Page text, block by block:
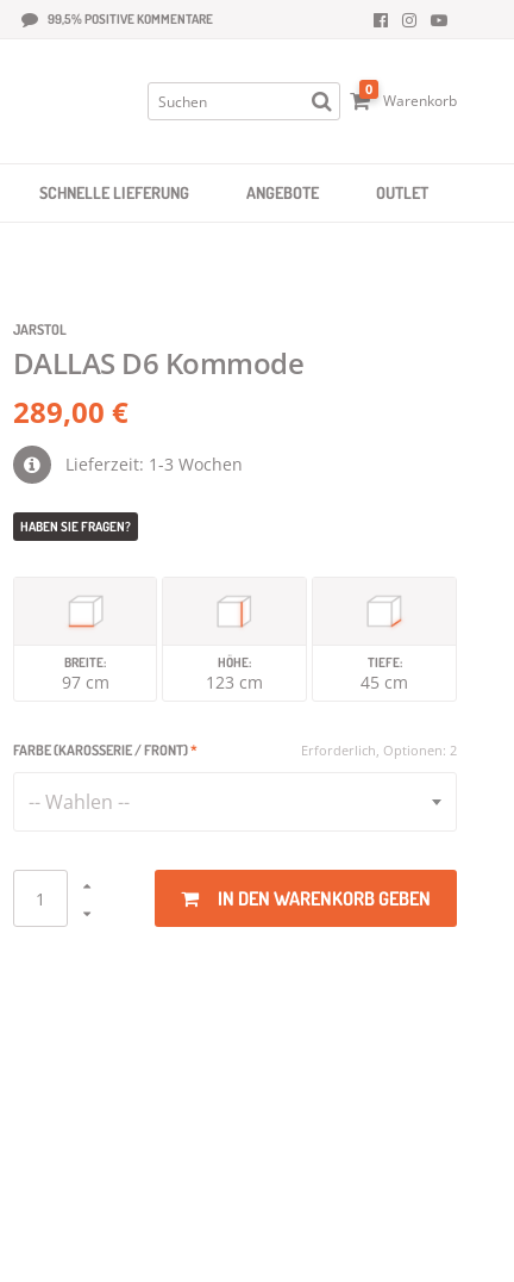
99,5% POSITIVE KOMMENTARE
0
Warenkorb
SCHNELLE LIEFERUNG ANGEBOTE OUTLET
JARSTOL
DALLAS D6 Kommode
289,00 €
Lieferzeit: 1-3 Wochen
HABEN SIE FRAGEN?
BREITE:
97 cm
HÖHE:
123 cm
TIEFE:
45 cm
FARBE (KAROSSERIE / FRONT)* Erforderlich, Optionen: 2
-- Wahlen --
IN DEN WARENKORB GEBEN